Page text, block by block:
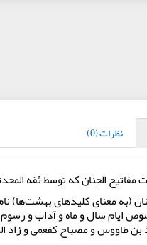
نظرات (0)
مفاتیح الجنان که توسط ثقه
ایام سال و ماه و آداب و
بن طاووس و مصباح کفعمی و زاد